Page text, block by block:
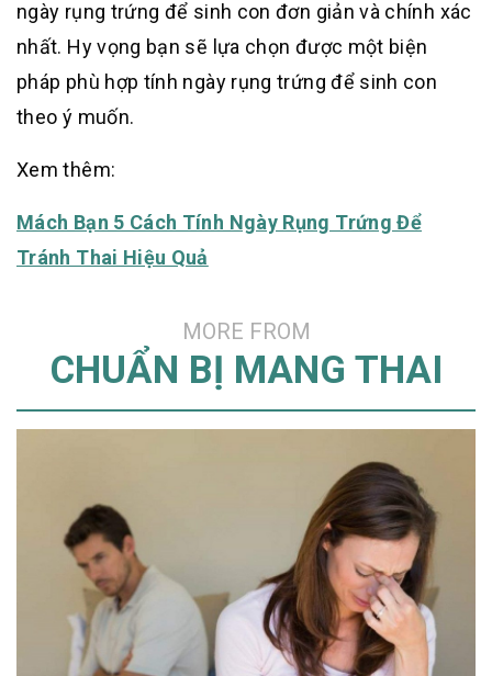
ngày rụng trứng để sinh con đơn giản và chính xác
nhất. Hy vọng bạn sẽ lựa chọn được một biện
pháp phù hợp tính ngày rụng trứng để sinh con
theo ý muốn.
Xem thêm:
Mách Bạn 5 Cách Tính Ngày Rụng Trứng Để
Tránh Thai Hiệu Quả
MORE FROM
CHUẨN BỊ MANG THAI